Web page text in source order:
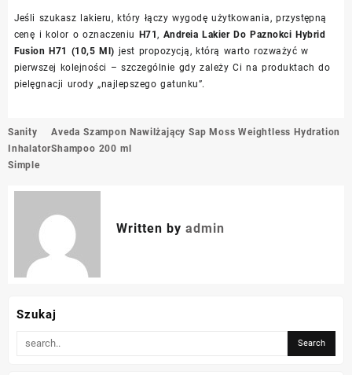
Jeśli szukasz lakieru, który łączy wygodę użytkowania, przystępną
cenę i kolor o oznaczeniu H71 , Andreia Lakier Do Paznokci Hybrid
Fusion H71 (10,5 Ml) jest propozycją, którą warto rozważyć w
pierwszej kolejności – szczególnie gdy zależy Ci na produktach do
pielęgnacji urody „najlepszego gatunku”.
Nawigacja
wpisu
Sanity
Inhalator
Simple
Aveda Szampon Nawilżający Sap Moss Weightless Hydration
Shampoo 200 ml
Written by admin
Szukaj